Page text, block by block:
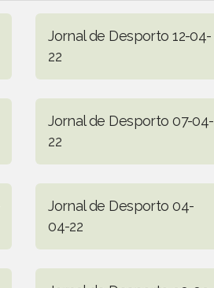
Jornal de Desporto 12-04-
22
Jornal de Desporto 07-04-
22
Jornal de Desporto 04-
04-22